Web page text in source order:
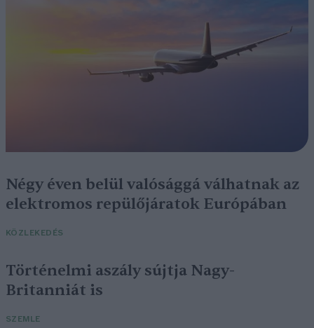
Négy éven belül valósággá válhatnak az
elektromos repülőjáratok Európában
KÖZLEKEDÉS
Történelmi aszály sújtja Nagy-
Britanniát is
SZEMLE